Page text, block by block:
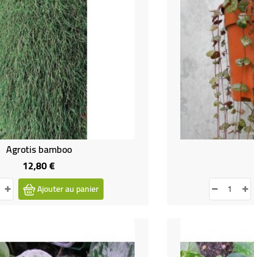
Agrotis bamboo
12,80 €Prix
Ajouter au panier